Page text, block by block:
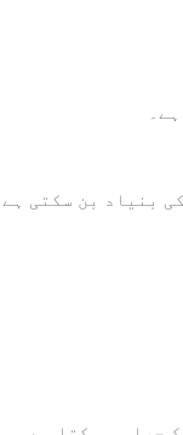
بنیاد بن سکتی ہے۔